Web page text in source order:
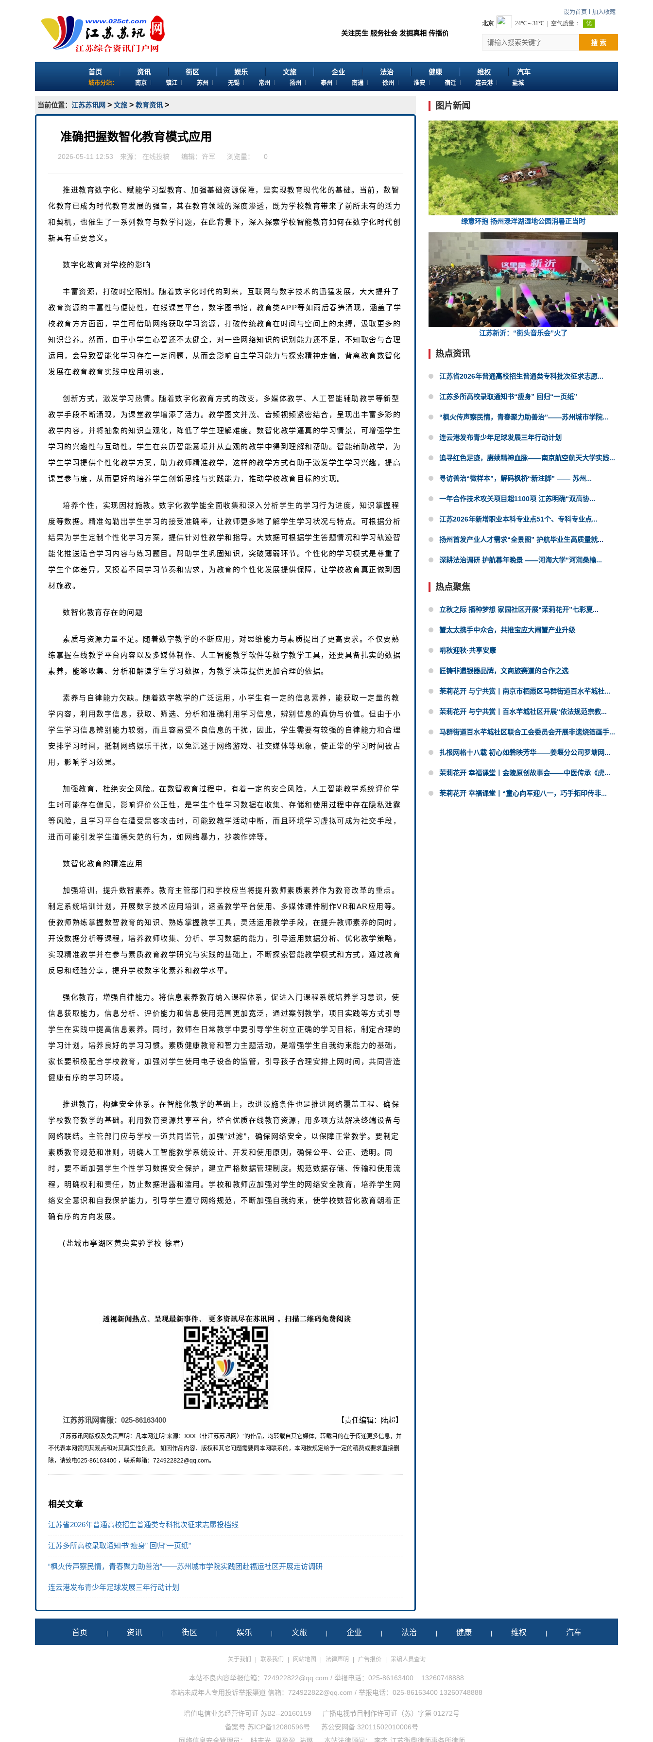
设为首页 加入收藏
关注民生 服务社会 发掘真相 传播价值 感谢您浏览江苏苏讯网。 欢迎投稿：邮箱724922822@qq.com
搜 索
首页 资讯 街区 娱乐 文旅 企业 法治 健康 维权 汽车
城市分站： 南京 镇江 苏州 无锡 常州 扬州 泰州 南通 徐州 淮安 宿迁 连云港 盐城
当前位置： 江苏苏讯网 > 文旅 > 教育资讯 >
准确把握数智化教育模式应用
2026-05-11 12:53 来源： 在线投稿 编辑：许军 浏览量： 0
推进教育数字化、赋能学习型教育、加强基础资源保障，是实现教育现代化的基础。当前，数智
化教育已成为时代教育发展的强音，其在教育领域的深度渗透，既为学校教育带来了前所未有的活力
和契机，也催生了一系列教育与教学问题，在此背景下，深入探索学校智能教育如何在数字化时代创
新具有重要意义。
数字化教育对学校的影响
丰富资源，打破时空限制。随着数字化时代的到来，互联网与数字技术的迅猛发展，大大提升了
教育资源的丰富性与便捷性，在线课堂平台，数字图书馆，教育类APP等如雨后春笋涌现，涵盖了学
校教育方方面面，学生可借助网络获取学习资源，打破传统教育在时间与空间上的束缚，汲取更多的
知识营养。然而，由于小学生心智还不太健全，对一些网络知识的识别能力还不足，不知取舍与合理
运用，会导致智能化学习存在一定问题，从而会影响自主学习能力与探索精神走偏，背离教育数智化
发展在教育教育实践中应用初衷。
创新方式，激发学习热情。随着数字化教育方式的改变，多媒体教学、人工智能辅助教学等新型
教学手段不断涌现，为课堂教学增添了活力。教学图文并茂、音频视频紧密结合，呈现出丰富多彩的
教学内容，并将抽象的知识直观化，降低了学生理解难度。数智化教学逼真的学习情景，可增强学生
学习的兴趣性与互动性。学生在亲历智能意境并从直观的教学中得到理解和帮助。智能辅助教学，为
学生学习提供个性化教学方案，助力教师精准教学，这样的教学方式有助于激发学生学习兴趣，提高
课堂参与度，从而更好的培养学生创新思维与实践能力，推动学校教育目标的实现。
培养个性，实现因材施教。数字化教学能全面收集和深入分析学生的学习行为进度，知识掌握程
度等数据。精准勾勒出学生学习的接受准确率，让教师更多地了解学生学习状况与特点。可根据分析
结果为学生定制个性化学习方案，提供针对性教学和指导。大数据可根据学生答题情况和学习轨迹智
能化推送适合学习内容与练习题目。帮助学生巩固知识，突破薄弱环节。个性化的学习模式是尊重了
学生个体差异，又摸着不同学习节奏和需求，为教育的个性化发展提供保障，让学校教育真正做到因
材施教。
数智化教育存在的问题
素质与资源力量不足。随着数字教学的不断应用，对思维能力与素质提出了更高要求。不仅要熟
练掌握在线教学平台内容以及多媒体制作、人工智能教学软件等数字教学工具，还要具备扎实的数据
素养，能够收集、分析和解读学生学习数据，为教学决策提供更加合理的依据。
素养与自律能力欠缺。随着数字教学的广泛运用，小学生有一定的信息素养，能获取一定量的教
学内容，利用数字信息，获取、筛选、分析和准确利用学习信息，辨别信息的真伪与价值。但由于小
学生学习信息辨别能力较弱，而且容易受不良信息的干扰，因此，学生需要有较强的自律能力和合理
安排学习时间，抵制网络娱乐干扰，以免沉迷于网络游戏、社交媒体等现象，使正常的学习时间被占
用，影响学习效果。
加强教育，杜绝安全风险。在数智教育过程中，有着一定的安全风险，人工智能教学系统评价学
生时可能存在偏见，影响评价公正性，是学生个性学习数据在收集、存储和使用过程中存在隐私泄露
等风险，且学习平台在遭受黑客攻击时，可能致教学活动中断，而且环境学习虚拟可成为社交手段，
进而可能引发学生道德失范的行为，如网络暴力，抄袭作弊等。
数智化教育的精准应用
加强培训，提升数智素养。教育主管部门和学校应当将提升教师素质素养作为教育改革的重点。
制定系统培训计划，开展数字技术应用培训，涵盖教学平台使用、多媒体课件制作VR和AR应用等。
使教师熟练掌握数智教育的知识、熟练掌握教学工具，灵活运用教学手段，在提升教师素养的同时，
开设数据分析等课程，培养教师收集、分析、学习数据的能力，引导运用数据分析、优化教学策略，
实现精准教学并在参与素质教育教学研究与实践的基础上，不断探索智能教学模式和方式，通过教育
反思和经验分享，提升学校数字化素养和教学水平。
强化教育，增强自律能力。将信息素养教育纳入课程体系，促进入门课程系统培养学习意识，使
信息获取能力，信息分析、评价能力和信息使用范围更加宽泛，通过案例教学，项目实践等方式引导
学生在实践中提高信息素养。同时，教师在日常教学中要引导学生树立正确的学习目标，制定合理的
学习计划，培养良好的学习习惯。素质健康教育和智力主题活动，是增强学生自我约束能力的基础，
家长要积极配合学校教育，加强对学生使用电子设备的监管，引导孩子合理安排上网时间，共同营造
健康有序的学习环境。
推进教育，构建安全体系。在智能化教学的基础上，改进设施条件也是推进网络覆盖工程、确保
学校教育教学的基础。利用教育资源共享平台，整合优质在线教育资源，用多项方法解决终端设备与
网络联结。主管部门应与学校一道共同监管，加强“过滤”，确保网络安全，以保障正常教学。要制定
素质教育规范和准则，明确人工智能教学系统设计、开发和使用原则，确保公平、公正、透明。同
时，要不断加强学生个性学习数据安全保护，建立严格数据管理制度。规范数据存储、传输和使用流
程，明确权利和责任，防止数据泄露和滥用。学校和教师应加强对学生的网络安全教育，培养学生网
络安全意识和自我保护能力，引导学生遵守网络规范，不断加强自我约束，使学校数智化教育朝着正
确有序的方向发展。
(盐城市亭湖区黄尖实验学校 徐君)
江苏苏讯网客服：025-86163400 【责任编辑：陆超】
江苏苏讯网版权及免责声明：凡本网注明“来源：XXX（非江苏苏讯网）”的作品，均转载自其它媒体，转载目的在于传递更多信息，并
不代表本网赞同其观点和对其真实性负责。 如因作品内容、版权和其它问题需要同本网联系的，本网按规定给予一定的稿费或要求直接删
除，请致电025-86163400 ，联系邮箱：724922822@qq.com。
相关文章
江苏省2026年普通高校招生普通类专科批次征求志愿投档线
江苏多所高校录取通知书“瘦身” 回归“一页纸”
“枫火传声察民情，青春聚力助善治”——苏州城市学院实践团赴福运社区开展走访调研
连云港发布青少年足球发展三年行动计划
图片新闻
绿意环抱 扬州渌洋湖湿地公园消暑正当时
江苏新沂：“街头音乐会”火了
热点资讯
江苏省2026年普通高校招生普通类专科批次征求志愿...
江苏多所高校录取通知书“瘦身” 回归“一页纸”
“枫火传声察民情，青春聚力助善治”——苏州城市学院...
连云港发布青少年足球发展三年行动计划
追寻红色足迹，赓续精神血脉——南京航空航天大学实践...
寻访善治“微样本”，解码枫桥“新注脚” —— 苏州...
一年合作技术攻关项目超1100项 江苏明确“双高协...
江苏2026年新增职业本科专业点51个、专科专业点...
扬州首发产业人才需求“全景图” 护航毕业生高质量就...
深耕法治调研 护航暮年晚景 ——河海大学“河润桑榆...
热点聚焦
立秋之际 播种梦想 家园社区开展“茉莉花开”七彩夏...
蟹太太携手中众合，共推宝应大闸蟹产业升级
啃秋迎秋·共享安康
匠铸非遗银器品牌，文商旅赛道的合作之选
茉莉花开 与宁共赏丨南京市栖霞区马群街道百水芊城社...
茉莉花开 与宁共赏丨百水芊城社区开展“依法规范宗教...
马群街道百水芊城社区联合工会委员会开展非遗烧箔画手...
扎根网格十八载 初心如磐映芳华——姜堰分公司罗塘网...
茉莉花开 幸福课堂丨金陵原创故事会——中医传承《虎...
茉莉花开 幸福课堂丨“童心向军迎八一，巧手拓印传非...
首页 资讯 街区 娱乐 文旅 企业 法治 健康 维权 汽车
关于我们 联系我们 网站地图 法律声明 广告报价 采编人员查询
本站不良内容举报信箱：724922822@qq.com / 举报电话：025-86163400 13260748888
本站未成年人专用投诉举报渠道 信箱：724922822@qq.com / 举报电话：025-86163400 13260748888
增值电信业务经营许可证 苏B2--20160159
广播电视节目制作许可证（苏）字第 01272号
备案号 苏ICP备12080596号
苏公安网备 32011502010006号